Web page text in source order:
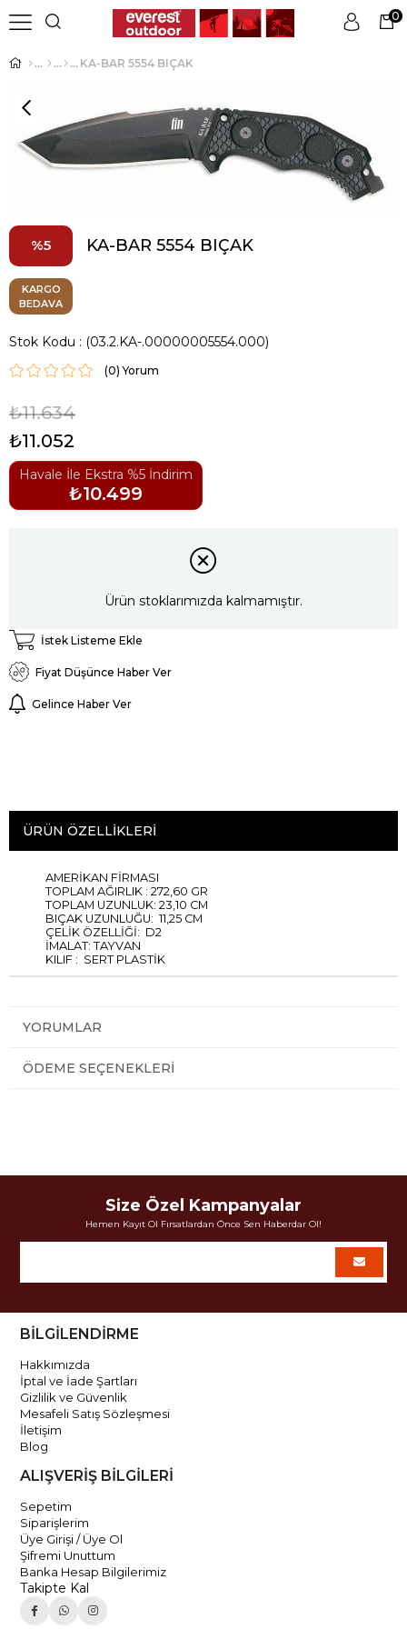
Üye Girişi
0
KA-BAR 5554 BIÇAK
5 KA-BAR 5554 BIÇAK
KARGO
BEDAVA
Stok Kodu (03.2.KA-.00000005554.000)
(0)
₺11.634
₺11.052
Havale İle Ekstra %5 İndirim
₺10.499
Ürün stoklarımızda kalmamıştır.
İstek Listeme Ekle
Fiyat Düşünce Haber Ver
Gelince Haber Ver
ÜRÜN ÖZELLIKLERI
AMERİKAN FİRMASI
TOPLAM AĞIRLIK : 272,60 GR
TOPLAM UZUNLUK: 23,10 CM
BIÇAK UZUNLUĞU: 11,25 CM
ÇELİK ÖZELLİĞİ: D2
İMALAT: TAYVAN
KILIF : SERT PLASTİK
YORUMLAR
ÖDEME SEÇENEKLERI
Size Özel Kampanyalar
Hemen Kayıt Ol Fırsatlardan Önce Sen Haberdar Ol!
BİLGİLENDİRME
Hakkımızda
İptal ve İade Şartları
Gizlilik ve Güvenlik
Mesafeli Satış Sözleşmesi
İletişim
Blog
ALIŞVERİŞ BİLGİLERİ
Sepetim
Siparişlerim
Üye Girişi / Üye Ol
Şifremi Unuttum
Banka Hesap Bilgilerimiz
Takipte Kal